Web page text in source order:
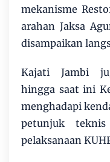
mekanisme
arahan Jaksa
disampaikan
Kajati Jambi
hingga saat ini
menghadapi
petunjuk
pelaksanaan